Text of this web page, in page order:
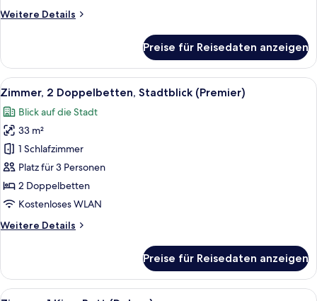
Weitere Details
Weitere
1 King-
Bett,
Stadtblick
Preise für Reisedaten anzeigen
Alle
Fotos
für
Zimmer,
2 Doppelbetten,
Stadtblick
(Premier)
anzeigen
Ein Hotelzimmer mit zwei Betten,
6
Zimmer, 2 Doppelbetten, Stadtblick (Premier)
Blick auf die Stadt
33 m²
1 Schlafzimmer
Platz für 3 Personen
2 Doppelbetten
Kostenloses WLAN
Weitere Details
Weitere
2 Doppelbetten,
Stadtblick
Preise für Reisedaten anzeigen
Alle Ein modernes Hotelzimmer mit Bett,